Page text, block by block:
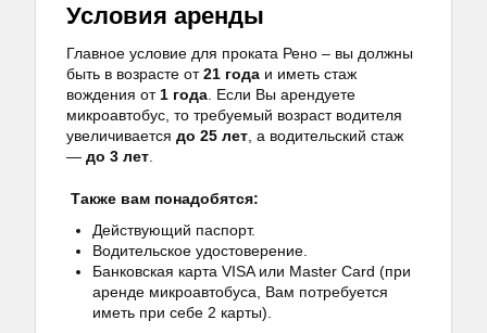
Условия аренды
Главное условие для проката Рено – вы должны
быть в возрасте от21 года и иметь стаж
вождения от 1 года . Если Вы арендуете
микроавтобус, то требуемый возраст водителя
увеличивается до 25 лет , а водительский стаж
— до 3 лет
Также вам понадобятся:
Действующий паспорт.
Водительское удостоверение.
Банковская карта VISA или Master Card (при
аренде микроавтобуса, Вам потребуется
иметь при себе 2 карты).